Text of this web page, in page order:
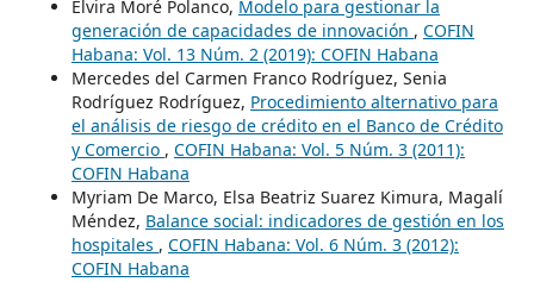
Elvira Moré Polanco, Modelo para gestionar la
generación de capacidades de innovación , COFIN
Habana: Vol. 13 Núm. 2 (2019): COFIN Habana
Mercedes del Carmen Franco Rodríguez, Senia
Rodríguez Rodríguez, Procedimiento alternativo para
el análisis de riesgo de crédito en el Banco de Crédito
y Comercio , COFIN Habana: Vol. 5 Núm. 3 (2011):
COFIN Habana
Myriam De Marco, Elsa Beatriz Suarez Kimura, Magalí
Méndez, Balance social: indicadores de gestión en los
hospitales , COFIN Habana: Vol. 6 Núm. 3 (2012):
COFIN Habana